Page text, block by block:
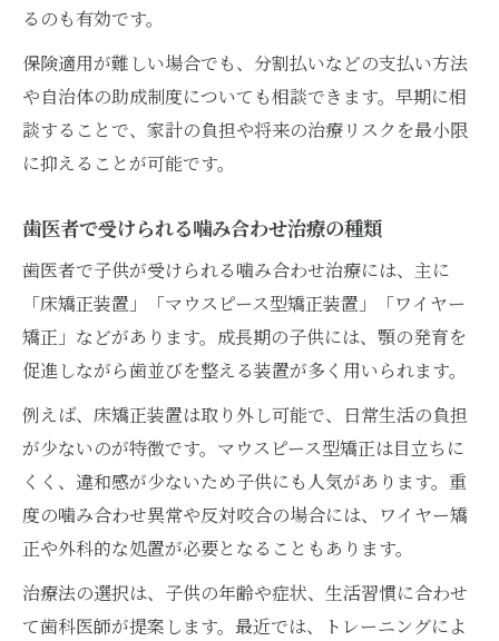
るのも有効です。
保険適用が難しい場合でも、分割払いなどの支払い方法
や自治体の助成制度についても相談できます。早期に相
談することで、家計の負担や将来の治療リスクを最小限
に抑えることが可能です。
歯医者で受けられる噛み合わせ治療の種類
歯医者で子供が受けられる噛み合わせ治療には、主に
「床矯正装置」「マウスピース型矯正装置」「ワイヤー
矯正」などがあります。成長期の子供には、顎の発育を
促進しながら歯並びを整える装置が多く用いられます。
例えば、床矯正装置は取り外し可能で、日常生活の負担
が少ないのが特徴です。マウスピース型矯正は目立ちに
くく、違和感が少ないため子供にも人気があります。重
度の噛み合わせ異常や反対咬合の場合には、ワイヤー矯
正や外科的な処置が必要となることもあります。
治療法の選択は、子供の年齢や症状、生活習慣に合わせ
て歯科医師が提案します。最近では、トレーニングによ